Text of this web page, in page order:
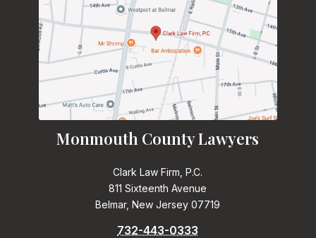
Monmouth County Lawyers
Clark Law Firm, P.C.
811 Sixteenth Avenue
Belmar, New Jersey 07719
732-443-0333